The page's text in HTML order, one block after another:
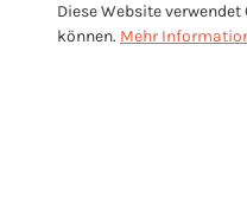
Diese Website
können. Mehr